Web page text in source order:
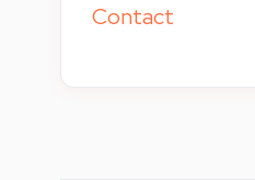
Contact